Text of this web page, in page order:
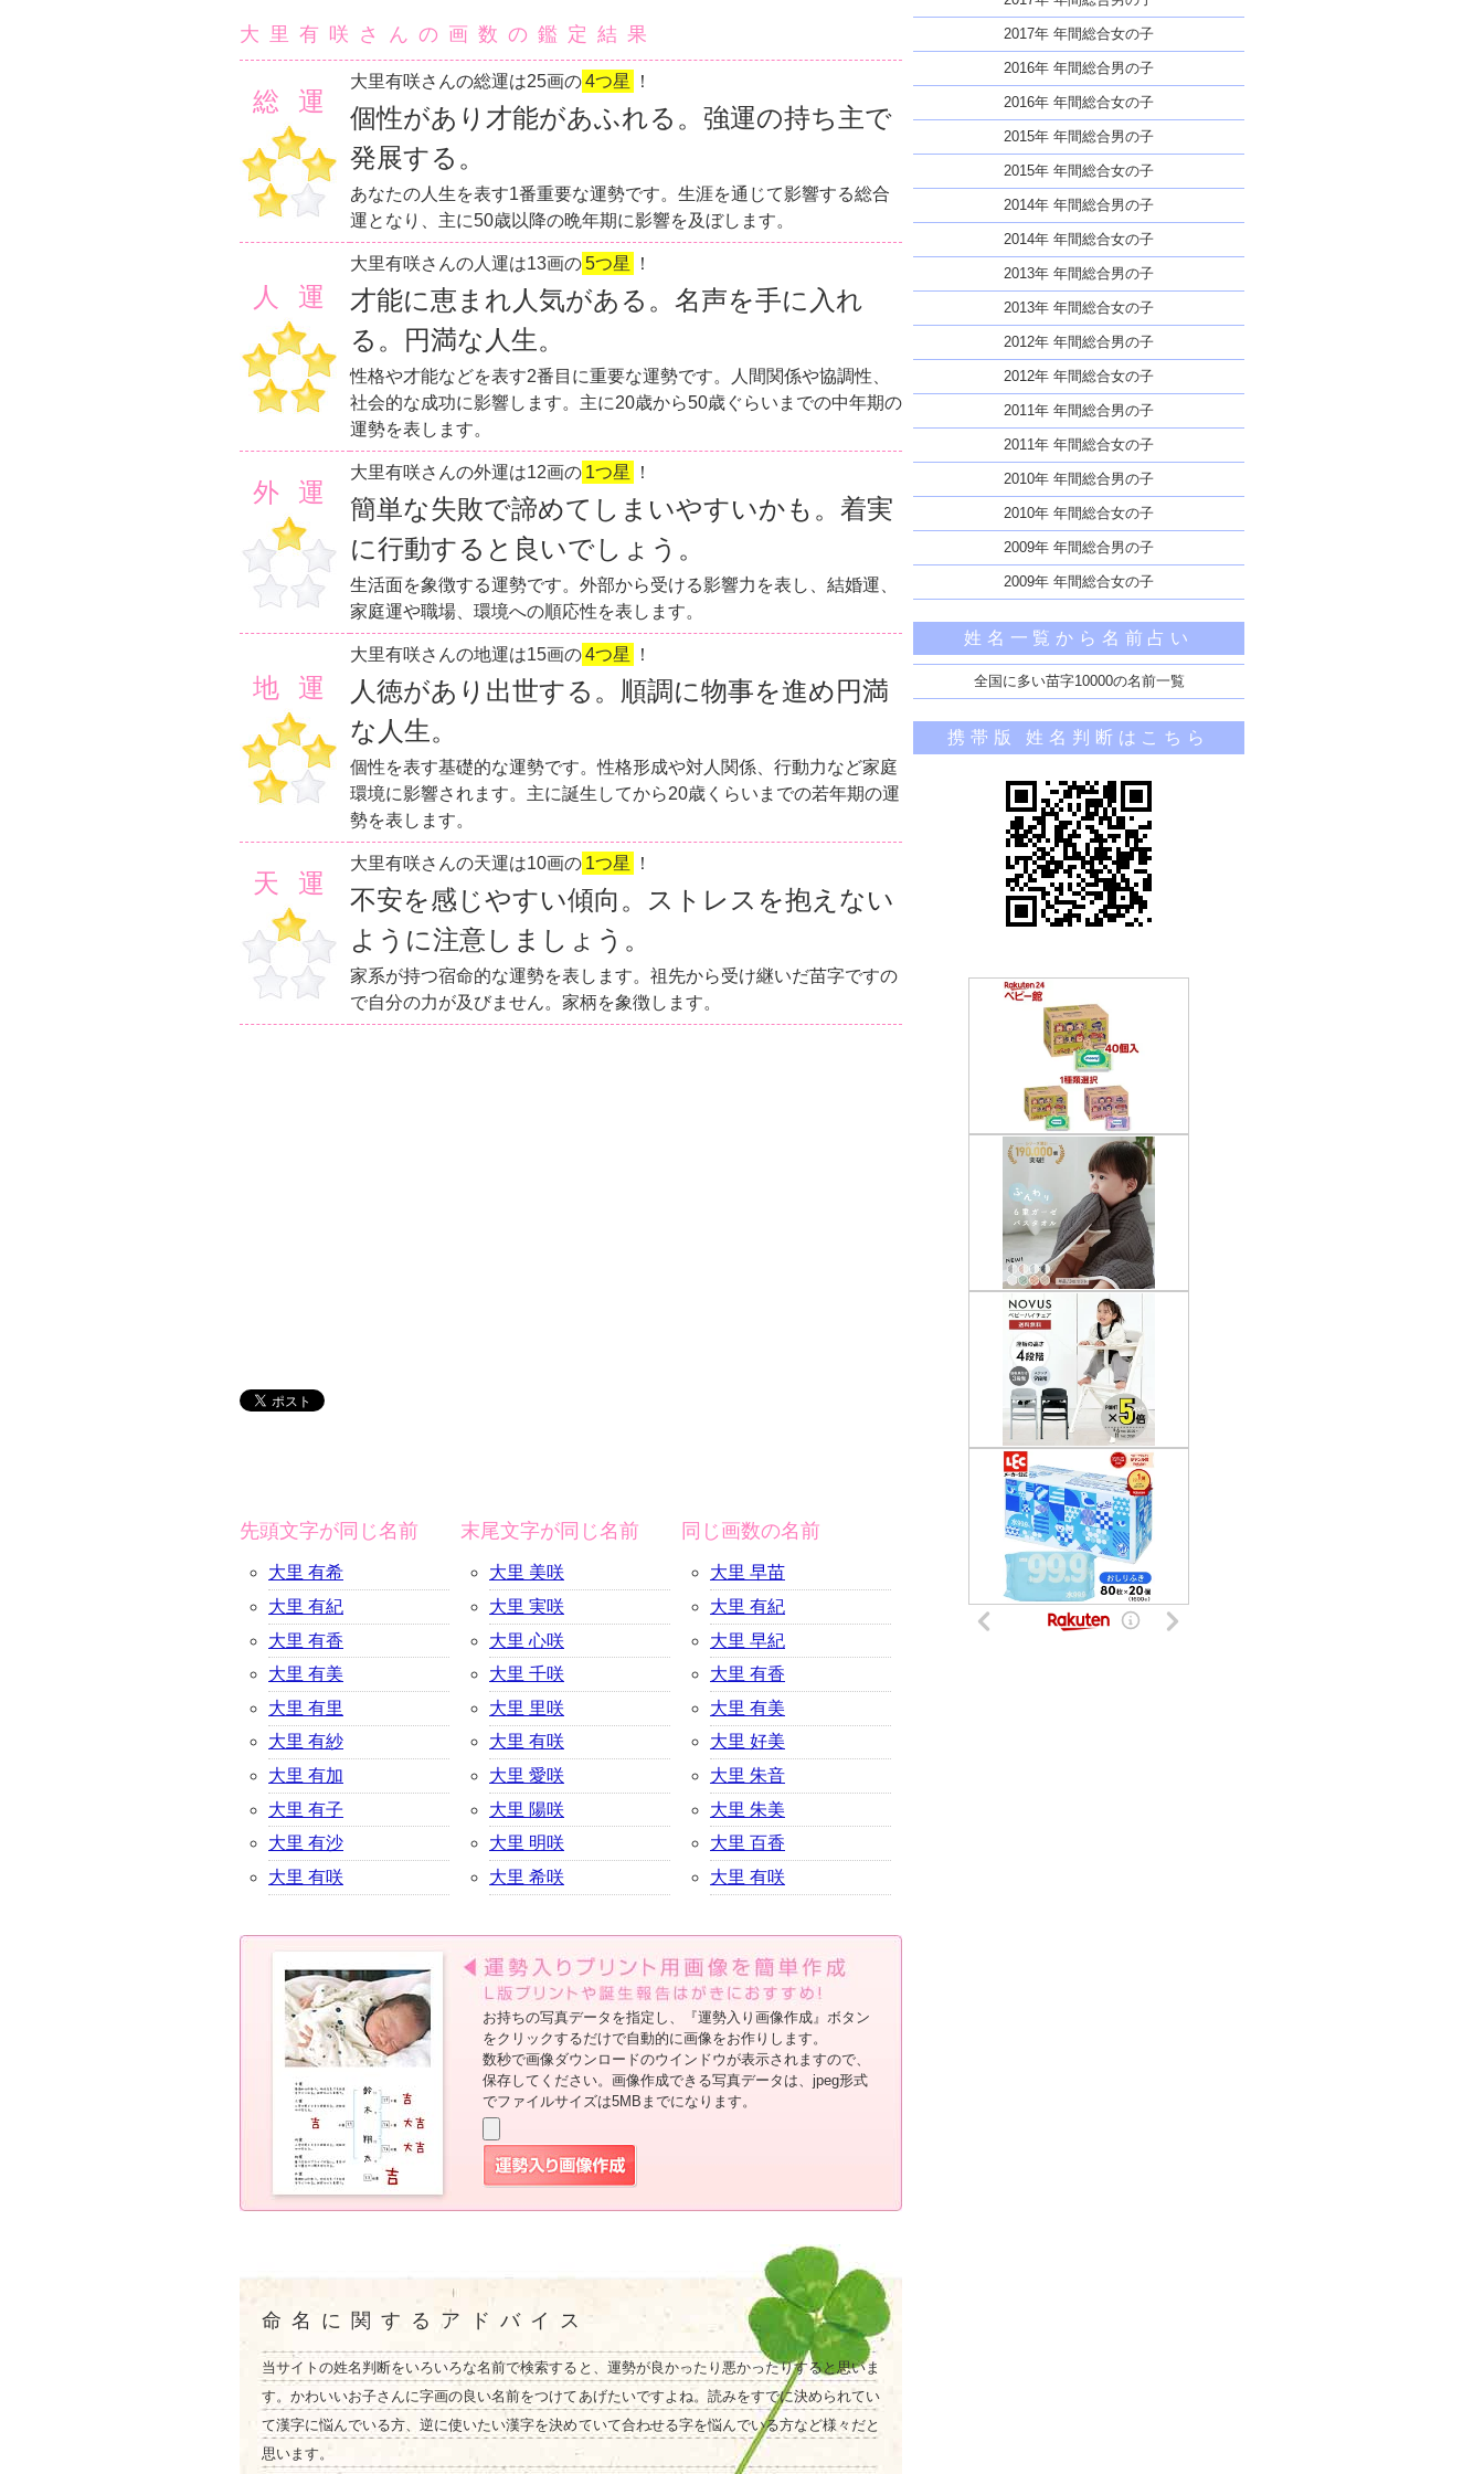
大里有咲さんの画数の鑑定結果
総運
大里有咲さんの総運は25画の4つ星 ！
個性があり才能があふれる。強運の持ち主で
発展する。
あなたの人生を表す1番重要な運勢です。生涯を通じて影響する総合
運となり、主に50歳以降の晩年期に影響を及ぼします。
人運
大里有咲さんの人運は13画の5つ星 ！
才能に恵まれ人気がある。名声を手に入れ
る。円満な人生。
性格や才能などを表す2番目に重要な運勢です。人間関係や協調性、
社会的な成功に影響します。主に20歳から50歳ぐらいまでの中年期の
運勢を表します。
外運
大里有咲さんの外運は12画の 1つ星 ！
簡単な失敗で諦めてしまいやすいかも。着実
に行動すると良いでしょう。
生活面を象徴する運勢です。外部から受ける影響力を表し、結婚運、
家庭運や職場、環境への順応性を表します。
地運
大里有咲さんの地運は15画の4つ星 ！
人徳があり出世する。順調に物事を進め円満
な人生。
個性を表す基礎的な運勢です。性格形成や対人関係、行動力など家庭
環境に影響されます。主に誕生してから20歳くらいまでの若年期の運
勢を表します。
天運
大里有咲さんの天運は10画の 1つ星 ！
不安を感じやすい傾向。ストレスを抱えない
ように注意しましょう。
家系が持つ宿命的な運勢を表します。祖先から受け継いだ苗字ですの
で自分の力が及びません。家柄を象徴します。
先頭文字が同じ名前
大里 有希
大里 有紀
大里 有香
大里 有美
大里 有里
大里 有紗
大里 有加
大里 有子
大里 有沙
大里 有咲
末尾文字が同じ名前
大里 美咲
大里 実咲
大里 心咲
大里 千咲
大里 里咲
大里 有咲
大里 愛咲
大里 陽咲
大里 明咲
大里 希咲
同じ画数の名前
大里 早苗
大里 有紀
大里 早紀
大里 有香
大里 有美
大里 好美
大里 朱音
大里 朱美
大里 百香
大里 有咲
お持ちの写真データを指定し、『運勢入り画像作成』ボタン
をクリックするだけで自動的に画像をお作りします。
数秒で画像ダウンロードのウインドウが表示されますので、
保存してください。画像作成できる写真データは、jpeg形式
でファイルサイズは5MBまでになります。
命名に関するアドバイス
当サイトの姓名判断をいろいろな名前で検索すると、運勢が良かったり悪かったりすると思いま
す。かわいいお子さんに字画の良い名前をつけてあげたいですよね。読みをすでに決められてい
て漢字に悩んでいる方、逆に使いたい漢字を決めていて合わせる字を悩んでいる方など様々だと
思います。
2017年 年間総合女の子
2016年 年間総合男の子
2016年 年間総合女の子
2015年 年間総合男の子
2015年 年間総合女の子
2014年 年間総合男の子
2014年 年間総合女の子
2013年 年間総合男の子
2013年 年間総合女の子
2012年 年間総合男の子
2012年 年間総合女の子
2011年 年間総合男の子
2011年 年間総合女の子
2010年 年間総合男の子
2010年 年間総合女の子
2009年 年間総合男の子
2009年 年間総合女の子
姓名一覧から名前占い
全国に多い苗字10000の名前一覧
携帯版 姓名判断はこちら